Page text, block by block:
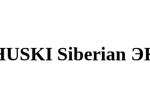
Siberian